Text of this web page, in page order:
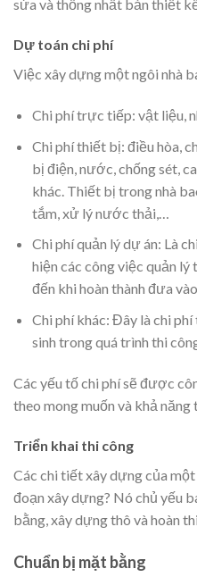
sửa và thống nhất bản thiết
Dự toán chi phí
Việc xây dựng một ngôi nhà
Chi phí trực tiếp: vật liệu,
Chi phí thiết bị: điều hòa,
bị điện, nước, chống sét,
khác. Thiết bị trong nhà
tắm, xử lý nước thải,…
Chi phí quản lý dự án: Là
hiện các công việc quản
đến khi hoàn thành đưa
Chi phí khác: Đây là chi
sinh trong quá trình thi
Các yếu tố chi phí sẽ được
theo mong muốn và khả năng
Triển khai thi công
Các chi tiết xây dựng của
đoạn xây dựng? Nó chủ yếu
bằng, xây dựng thô và hoàn
Chuẩn bị mặt bằng